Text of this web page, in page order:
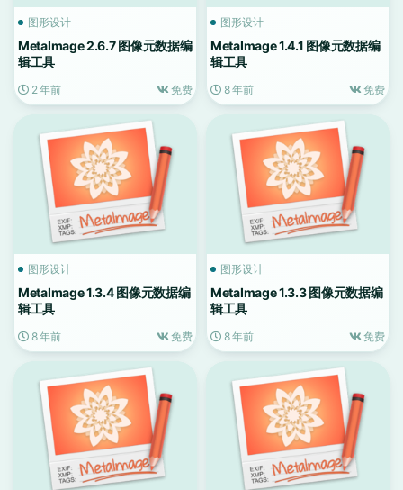
图形设计
MetaImage 2.6.7 图像元数据编
辑工具
2 年前 免费
图形设计
MetaImage 1.4.1 图像元数据编
辑工具
8 年前 免费
图形设计
MetaImage 1.3.4 图像元数据编
辑工具
8 年前 免费
图形设计
MetaImage 1.3.3 图像元数据编
辑工具
8 年前 免费